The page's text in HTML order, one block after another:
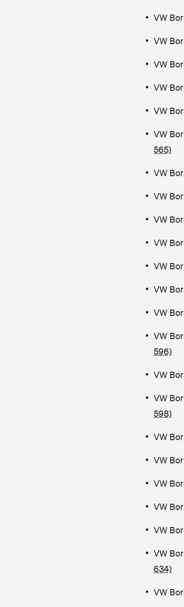
VW
VW
VW
VW
VW
VW
565)
VW
VW
VW
VW
VW
VW
VW
VW
596)
VW
VW
598)
VW
VW
VW
VW
VW
VW
634)
VW